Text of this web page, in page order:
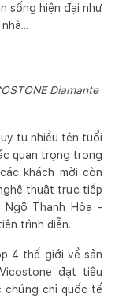
sống hiện đại như
Diamante
tụ nhiều tên tuổi
quan trọng trong
khách mời còn
thuật trực tiếp
Ngô Thanh Hòa -
trình diễn.
4 thế giới về sản
đạt tiêu
chứng chỉ quốc tế